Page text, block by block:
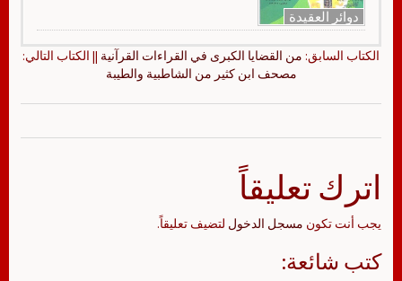
دوائر العقيدة
الكتاب السابق: من القضايا الكبرى في القراءات القرآنية || الكتاب التالي:
مصحف ابن كثير من الشاطبية والطيبة
اترك تعليقاً
يجب أنت تكون مسجل الدخول لتضيف تعليقاً.
كتب شائعة: